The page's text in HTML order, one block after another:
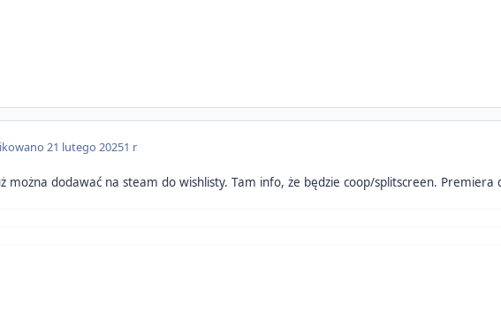
21 lutego 20251 r
można dodawać na steam do wishlisty. Tam info, że będzie coop/splitscreen. Premiera